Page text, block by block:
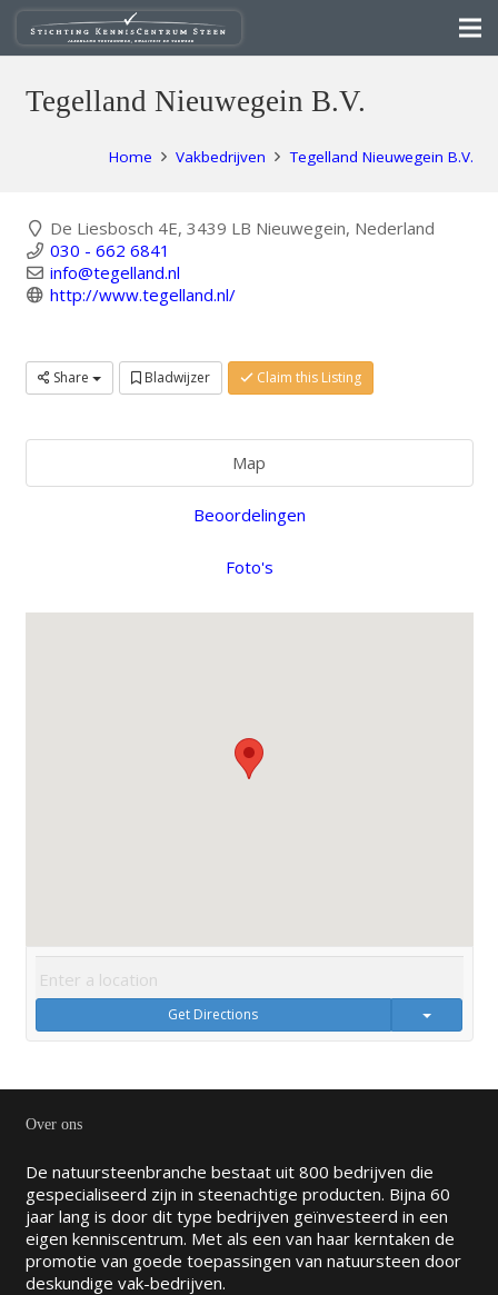
Tegelland Nieuwegein B.V.
Home Vakbedrijven Tegelland Nieuwegein B.V.
De Liesbosch 4E, 3439 LB Nieuwegein, Nederland
030 - 662 6841
info@tegelland.nl
http://www.tegelland.nl/
Share Bladwijzer Claim this Listing
Map
Beoordelingen
Foto's
Get Directions
Over ons
De natuursteenbranche bestaat uit 800 bedrijven die
gespecialiseerd zijn in steenachtige producten. Bijna 60
jaar lang is door dit type bedrijven geïnvesteerd in een
eigen kenniscentrum. Met als een van haar kerntaken de
promotie van goede toepassingen van natuursteen door
deskundige vak-bedrijven.